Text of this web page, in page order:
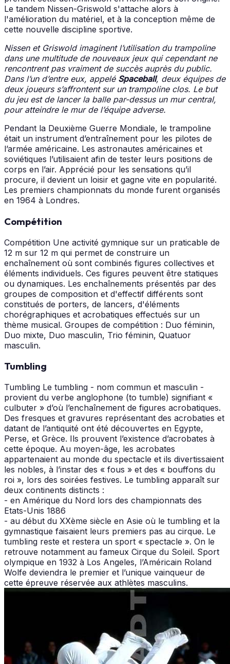
Le tandem Nissen-Griswold s'attache alors à
l'amélioration du matériel, et à la conception même de
cette nouvelle discipline sportive.
Nissen et Griswold imaginent l’utilisation du trampoline
dans une multitude de nouveaux jeux qui cependant ne
rencontrent pas vraiment de succès auprès du public.
Dans l’un d’entre eux, appelé Spaceball, deux équipes de
deux joueurs s’affrontent sur un trampoline clos. Le but
du jeu est de lancer la balle par-dessus un mur central,
pour atteindre le mur de l’équipe adverse.
Pendant la Deuxième Guerre Mondiale, le trampoline
était un instrument d’entraînement pour les pilotes de
l’armée américaine. Les astronautes américaines et
soviétiques l’utilisaient afin de tester leurs positions de
corps en l’air. Apprécié pour les sensations qu’il
procure, il devient un loisir et gagne vite en popularité.
Les premiers championnats du monde furent organisés
en 1964 à Londres.
Compétition
Compétition Une activité gymnique sur un praticable de
12 m sur 12 m qui permet de construire un
enchaînement où sont combinés figures collectives et
éléments individuels. Ces figures peuvent être statiques
ou dynamiques. Les enchaînements présentés par des
groupes de composition et d'effectif différents sont
constitués de porters, de lancers, d'éléments
chorégraphiques et acrobatiques effectués sur un
thème musical. Groupes de compétition : Duo féminin,
Duo mixte, Duo masculin, Trio féminin, Quatuor
masculin.
Tumbling
Tumbling Le tumbling - nom commun et masculin -
provient du verbe anglophone (to tumble) signifiant «
culbuter » d’où l’enchaînement de figures acrobatiques.
Des fresques et gravures représentant des acrobaties et
datant de l’antiquité ont été découvertes en Egypte,
Perse, et Grèce. Ils prouvent l’existence d’acrobates à
cette époque. Au moyen-âge, les acrobates
appartenaient au monde du spectacle et ils divertissaient
les nobles, à l’instar des « fous » et des « bouffons du
roi », lors des soirées festives. Le tumbling apparaît sur
deux continents distincts :
- en Amérique du Nord lors des championnats des
Etats-Unis 1886
- au début du XXème siècle en Asie où le tumbling et la
gymnastique faisaient leurs premiers pas au cirque. Le
tumbling reste et restera un sport « spectacle ». On le
retrouve notamment au fameux Cirque du Soleil. Sport
olympique en 1932 à Los Angeles, l’Américain Roland
Wolfe deviendra le premier et l’unique vainqueur de
cette épreuve réservée aux athlètes masculins.